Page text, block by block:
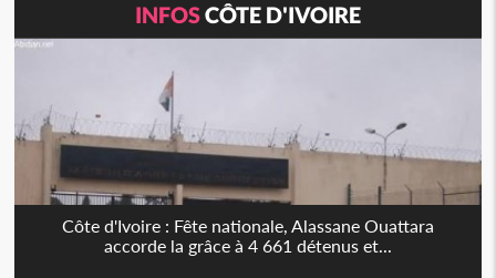
INFOSCÔTE D'IVOIRE
Côte d'Ivoire : Fête nationale, Alassane Ouattara
accorde la grâce à 4 661 détenus et...